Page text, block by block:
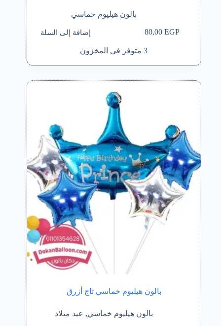
بالون هيليوم خماسي
80,00EGP إضافة إلى السلة
3 متوفر في المخزون
بالون هيليوم خماسي تاج أزرق
بالون هيليوم خماسي, عيد ميلاد